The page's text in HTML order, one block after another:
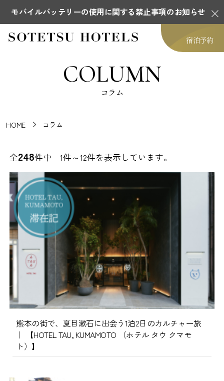
モバイルバッテリーの使用に関する禁止事項のお知らせ
宿泊予約
COLUMN
コラム
HOME コラム
全248件中 1件～12件を表示しています。
熊本の街で、夏目漱石に出会う1泊2日のカルチャー旅
｜ 【HOTEL TAU, KUMAMOTO （ホテル タウ クマモ
ト）】